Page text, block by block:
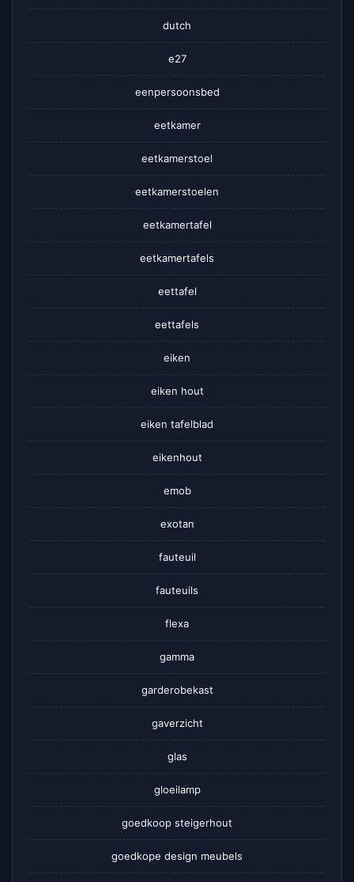
dutch
e27
eenpersoonsbed
eetkamer
eetkamerstoel
eetkamerstoelen
eetkamertafel
eetkamertafels
eettafel
eettafels
eiken
eiken hout
eiken tafelblad
eikenhout
emob
exotan
fauteuil
fauteuils
flexa
gamma
garderobekast
gaverzicht
glas
gloeilamp
goedkoop steigerhout
goedkope design meubels